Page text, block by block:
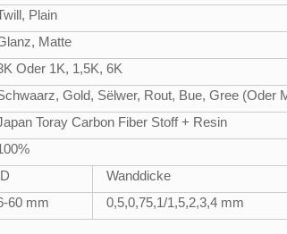
Plain
Matte
Oder 1K, 1,5K, 6K
Gold, Sëlwer, Rout, Bue, Gree (Oder
Toray Carbon Fiber Stoff + Resin
Wanddicke
60 mm 0,5,0,75,1/1,5,2,3,4 mm